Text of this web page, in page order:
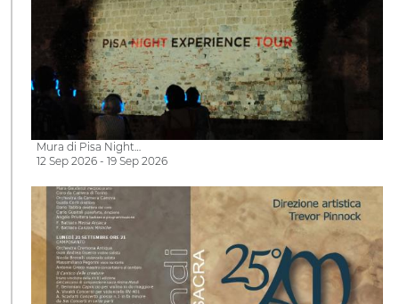
Mura di Pisa Night…
12 Sep 2026 - 19 Sep 2026